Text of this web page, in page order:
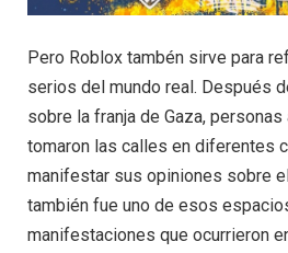
Pero Roblox tambén sirve para
serios del mundo real. Después
sobre la franja de Gaza,
tomaron las calles en diferentes
manifestar sus opiniones sobre
también fue uno de esos
manifestaciones que ocurrieron